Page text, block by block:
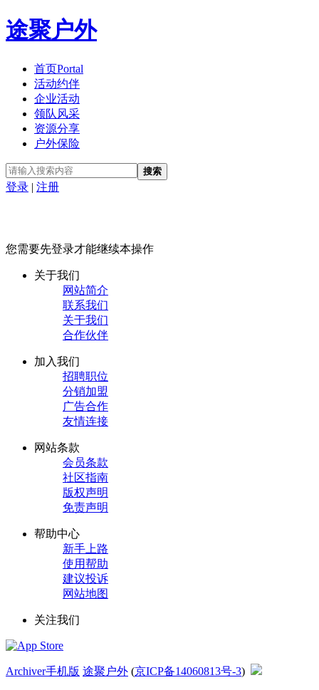
途聚户外
首页Portal
活动约伴
企业活动
领队风采
资源分享
户外保险
搜索
登录 | 注册
您需要先登录才能继续本操作
关于我们
网站简介
联系我们
关于我们
合作伙伴
加入我们
招聘职位
分销加盟
广告合作
友情连接
网站条款
会员条款
社区指南
版权声明
免责声明
帮助中心
新手上路
使用帮助
建议投诉
网站地图
关注我们
Archiver手机版 途聚户外 (京ICP备14060813号-3)